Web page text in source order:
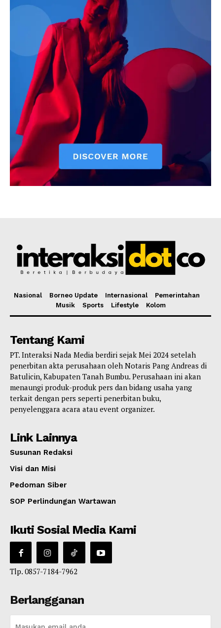
Nasional Borneo Update Internasional
Pemerintahan
Musik
Sports Lifestyle Kolom
Tentang Kami
PT. Interaksi Nada Media berdiri sejak Mei 2024 setelah
penerbitan akta perusahaan oleh Notaris Pang Andreas di
Batulicin, Kabupaten Tanah Bumbu. Perusahaan ini akan
menaungi produk-produk pers dan bidang usaha yang
terkait dengan pers seperti penerbitan buku,
penyelenggara acara atau event organizer.
Link Lainnya
Susunan Redaksi
Visi dan Misi
Pedoman Siber
SOP Perlindungan Wartawan
Ikuti Sosial Media Kami
Tlp. 0857-7184-7962
Berlangganan